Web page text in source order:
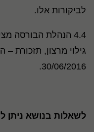
לביקורות אלו.
4.4 הנהלת הבורסה
גילוי מרצון, תזכורת
30/06/2016.
לשאלות בנושא ניתן